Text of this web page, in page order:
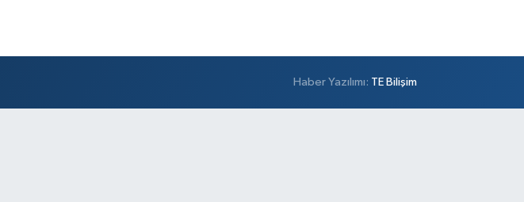
Haber Yazılımı: TE Bilişim